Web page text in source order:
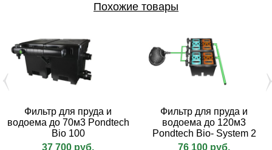
Похожие товары
Фильтр для пруда и
водоема до 70м3 Pondtech
Bio 100
37 700 руб.
Фильтр для пруда и
водоема до 120м3
Pondtech Bio- System 2
76 100 руб.